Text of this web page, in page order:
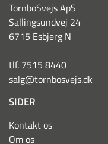
TornboSvejs ApS
Sallingsundvej 24
6715 Esbjerg N
tlf. 7515 8440
salg@tornbosvejs.dk
SIDER
Kontakt os
Om os